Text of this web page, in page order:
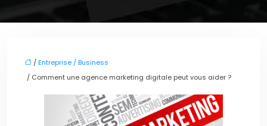
/Entreprise / Business
/ Comment une agence marketing digitale peut vous aider ?